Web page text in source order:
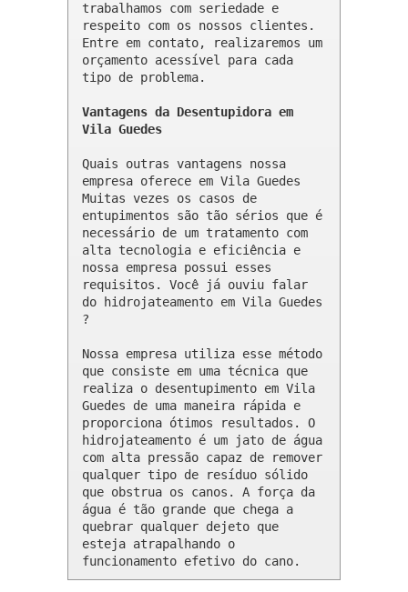
trabalhamos com seriedade e
respeito com os nossos clientes.
Entre em contato, realizaremos um
orçamento acessível para cada
tipo de problema.
Vantagens da Desentupidora em
Vila Guedes
Quais outras vantagens nossa
empresa oferece em Vila Guedes
Muitas vezes os casos de
entupimentos são tão sérios que é
necessário de um tratamento com
alta tecnologia e eficiência e
nossa empresa possui esses
requisitos. Você já ouviu falar
do hidrojateamento em Vila Guedes
?
Nossa empresa utiliza esse método
que consiste em uma técnica que
realiza o desentupimento em Vila
Guedes de uma maneira rápida e
proporciona ótimos resultados. O
hidrojateamento é um jato de água
com alta pressão capaz de remover
qualquer tipo de resíduo sólido
que obstrua os canos. A força da
água é tão grande que chega a
quebrar qualquer dejeto que
esteja atrapalhando o
funcionamento efetivo do cano.